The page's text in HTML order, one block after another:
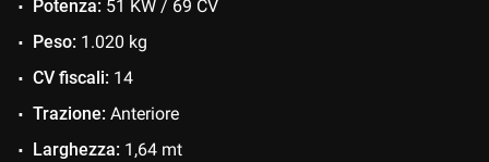
Potenza: 51 KW / 69 CV
Peso: 1.020 kg
CV fiscali: 14
Trazione: Anteriore
Larghezza: 1,64 mt